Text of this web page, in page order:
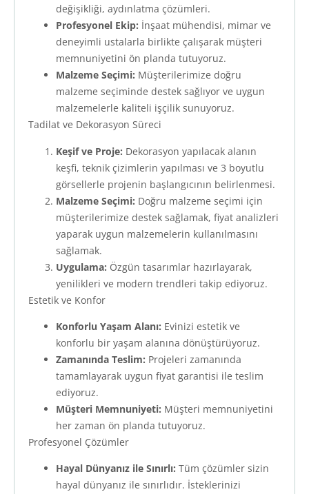
değişikliği, aydınlatma çözümleri.
Profesyonel Ekip: İnşaat mühendisi, mimar ve
deneyimli ustalarla birlikte çalışarak müşteri
memnuniyetini ön planda tutuyoruz.
Malzeme Seçimi: Müşterilerimize doğru
malzeme seçiminde destek sağlıyor ve uygun
malzemelerle kaliteli işçilik sunuyoruz.
Tadilat ve Dekorasyon Süreci
Keşif ve Proje: Dekorasyon yapılacak alanın
keşfi, teknik çizimlerin yapılması ve 3 boyutlu
görsellerle projenin başlangıcının belirlenmesi.
Malzeme Seçimi: Doğru malzeme seçimi için
müşterilerimize destek sağlamak, fiyat analizleri
yaparak uygun malzemelerin kullanılmasını
sağlamak.
Uygulama: Özgün tasarımlar hazırlayarak,
yenilikleri ve modern trendleri takip ediyoruz.
Estetik ve Konfor
Konforlu Yaşam Alanı: Evinizi estetik ve
konforlu bir yaşam alanına dönüştürüyoruz.
Zamanında Teslim: Projeleri zamanında
tamamlayarak uygun fiyat garantisi ile teslim
ediyoruz.
Müşteri Memnuniyeti: Müşteri memnuniyetini
her zaman ön planda tutuyoruz.
Profesyonel Çözümler
Hayal Dünyanız ile Sınırlı: Tüm çözümler sizin
hayal dünyanız ile sınırlıdır. İsteklerinizi